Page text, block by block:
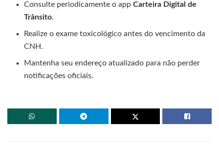
Consulte periodicamente o appCarteira Digital de
Trânsito.
Realize o exame toxicológico antes do vencimento da
CNH.
Mantenha seu endereço atualizado para não perder
notificações oficiais.